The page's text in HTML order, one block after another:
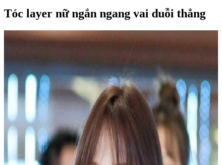
Tóc layer nữ ngắn ngang vai duỗi thẳng